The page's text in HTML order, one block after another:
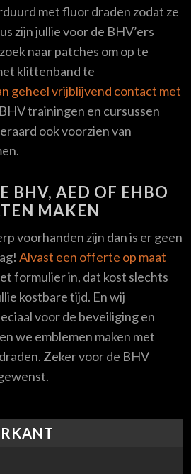
met fluor draden zodat ze
zijn jullie voor de BHV’ers
naar patches om op te
klittenband te
geheel vrijblijvend contact met
trainingen en cursussen
ook voorzien van
BHV, AED OF EHBO
MAKEN
voorhanden zijn dan is er geen
Alvast een offerte op maat
formulier in, dat kost slechts
kostbare tijd. En wij
voor de beveiliging en
we emblemen maken met
Zeker voor de BHV